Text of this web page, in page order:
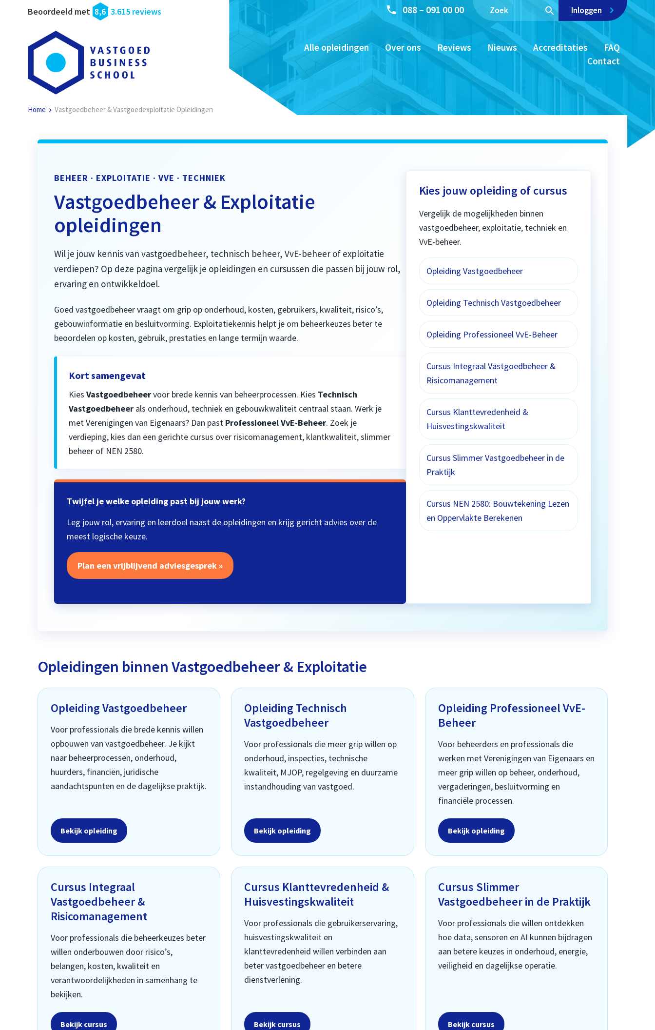
Beoordeeld met 8,6 3.615 reviews 088 – 091 00 00 Inloggen
Alle opleidingen Over ons Reviews Nieuws Accreditaties
FAQ
Contact
Home Vastgoedbeheer & Vastgoedexploitatie Opleidingen
BEHEER · EXPLOITATIE · VVE · TECHNIEK
Vastgoedbeheer & Exploitatie
opleidingen
Wil je jouw kennis van vastgoedbeheer, technisch beheer, VvE-beheer of exploitatie
verdiepen? Op deze pagina vergelijk je opleidingen en cursussen die passen bij jouw rol,
ervaring en ontwikkeldoel.
Goed vastgoedbeheer vraagt om grip op onderhoud, kosten, gebruikers, kwaliteit, risico’s,
gebouwinformatie en besluitvorming. Exploitatiekennis helpt je om beheerkeuzes beter te
beoordelen op kosten, gebruik, prestaties en lange termijn waarde.
Kort samengevat
KiesVastgoedbeheervoor brede kennis van beheerprocessen. Kies Technisch
Vastgoedbeheer als onderhoud, techniek en gebouwkwaliteit centraal staan. Werk je
met Verenigingen van Eigenaars? Dan past Professioneel VvE-Beheer. Zoek je
verdieping, kies dan een gerichte cursus over risicomanagement, klantkwaliteit, slimmer
beheer of NEN 2580.
Twijfel je welke opleiding past bij jouw werk?
Leg jouw rol, ervaring en leerdoel naast de opleidingen en krijg gericht advies over de
meest logische keuze.
Plan een vrijblijvend adviesgesprek »
Kies jouw opleiding of cursus
Vergelijk de mogelijkheden binnen
vastgoedbeheer, exploitatie, techniek en
VvE-beheer.
Opleiding Vastgoedbeheer
Opleiding Technisch Vastgoedbeheer
Opleiding Professioneel VvE-Beheer
Cursus Integraal Vastgoedbeheer &
Risicomanagement
Cursus Klanttevredenheid &
Huisvestingskwaliteit
Cursus Slimmer Vastgoedbeheer in de
Praktijk
Cursus NEN 2580: Bouwtekening Lezen
en Oppervlakte Berekenen
Opleidingen binnen Vastgoedbeheer & Exploitatie
Opleiding Vastgoedbeheer
Voor professionals die brede kennis willen
opbouwen van vastgoedbeheer. Je kijkt
naar beheerprocessen, onderhoud,
huurders, financiën, juridische
aandachtspunten en de dagelijkse praktijk.
Bekijk opleiding
Opleiding Technisch
Vastgoedbeheer
Voor professionals die meer grip willen op
onderhoud, inspecties, technische
kwaliteit, MJOP, regelgeving en duurzame
instandhouding van vastgoed.
Bekijk opleiding
Opleiding Professioneel VvE-
Beheer
Voor beheerders en professionals die
werken met Verenigingen van Eigenaars en
meer grip willen op beheer, onderhoud,
vergaderingen, besluitvorming en
financiële processen.
Bekijk opleiding
Cursus Integraal
Vastgoedbeheer &
Risicomanagement
Voor professionals die beheerkeuzes beter
willen onderbouwen door risico’s,
belangen, kosten, kwaliteit en
verantwoordelijkheden in samenhang te
bekijken.
Bekijk cursus
Cursus Klanttevredenheid &
Huisvestingskwaliteit
Voor professionals die gebruikerservaring,
huisvestingskwaliteit en
klanttevredenheid willen verbinden aan
beter vastgoedbeheer en betere
dienstverlening.
Bekijk cursus
Cursus Slimmer
Vastgoedbeheer in de Praktijk
Voor professionals die willen ontdekken
hoe data, sensoren en AI kunnen bijdragen
aan betere keuzes in onderhoud, energie,
veiligheid en dagelijkse operatie.
Bekijk cursus